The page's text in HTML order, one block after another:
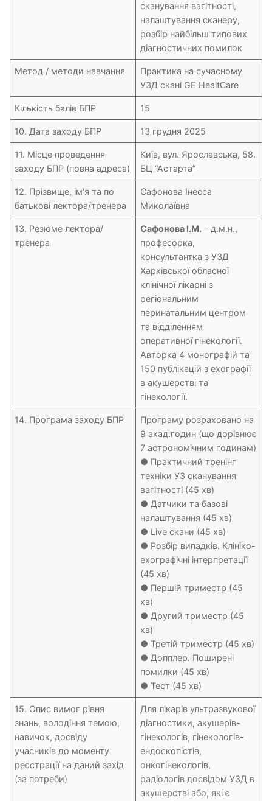
сканування вагітності,
налаштування сканеру,
розбір найбільш типових
діагностичних помилок
Метод / методи навчання
Практика на сучасному
УЗД скані GE HealtCare
Кількість балів БПР 15
10. Дата заходу БПР 13 грудня 2025
11. Місце проведення
заходу БПР (повна адреса)
Київ, вул. Ярославська, 58.
БЦ “Астарта”
12. Прізвище, ім’я та по
батькові лектора/тренера
Сафонова Інесса
Миколаївна
13. Резюме лектора/
тренера
Cафонова І.М. – д.м.н.,
професорка,
консультантка з УЗД
Харківської обласної
клінічної лікарні з
регіональним
перинатальним центром
та відділенням
оперативної гінекології.
Авторка 4 монографій та
150 публікацій з ехографії
в акушерстві та
гінекології.
14. Програма заходу БПР
Програму розраховано на
9 акад.годин (що дорівнює
7 астрономічним годинам)
● Практичний тренінг
техніки УЗ сканування
вагітності (45 хв)
● Датчики та базові
налаштування (45 хв)
● Live скани (45 хв)
● Розбір випадків. Клініко-
ехографічні інтерпретації
(45 хв)
● Першій триместр (45
хв)
● Другий триместр (45
хв)
● Третій триместр (45 хв)
● Допплер. Поширені
помилки (45 хв)
● Тест (45 хв)
15. Опис вимог рівня
знань, володіння темою,
навичок, досвіду
учасників до моменту
реєстрації на даний захід
(за потреби)
Для лікарів ультразвукової
діагностики, акушерів-
гінекологів, гінекологів-
ендоскопістів,
онкогінекологів,
радіологів досвідом УЗД в
акушерстві або, які є